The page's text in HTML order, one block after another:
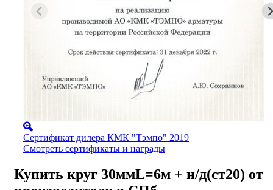
Сертификат дилера КМК "Тэмпо" 2019
Смотреть сертификаты и награды
Купить круг 30ммL=6м + н/д(ст20) от